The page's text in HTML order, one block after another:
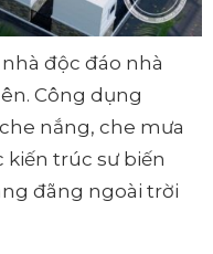
độc đáo nhà
Công dụng
nắng, che mưa
kiến trúc sư biến
đãng ngoài trời